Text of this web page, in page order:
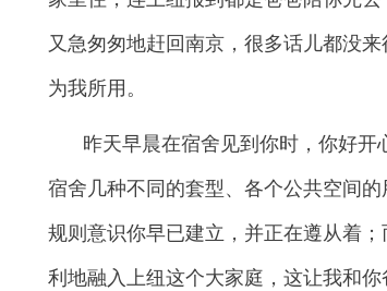
又急匆匆地赶回南京，很多话儿都没
为我所用。
昨天早晨在宿舍见到你时，你好
宿舍几种不同的套型、各个公共空间的
规则意识你早已建立，并正在遵从着
利地融入上纽这个大家庭，这让我和你